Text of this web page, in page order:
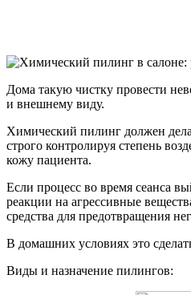
Дома такую чистку провести
и внешнему виду.
Химический пилинг должен
строго контролируя степень
кожу пациента.
Если процесс во время сеанса
реакции на агрессивные
средства для предотвращения
В домашних условиях это
Виды и назначение пилингов: